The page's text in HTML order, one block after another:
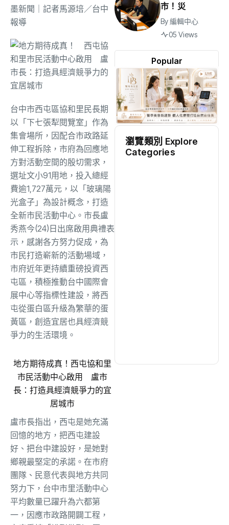
墨新聞 ｜記者馬源培／台中
報導
台中市西屯區協和里民長期
以「下七張犁閱覽室」作為
集會場所，因配合市政路延
伸工程拆除，市府為回應地
方對活動空間的殷切需求，
選址文小91用地，投入總經
費逾1,727萬元，以「玻璃陽
光盒子」為設計概念，打造
全新市民活動中心。市長盧
秀燕今(24)日出席啟用典禮表
示，感謝各方努力促成，為
市民打造嶄新的活動場域，
市府近年更持續重磅投資西
屯區，積極推動台中國際會
展中心等指標性建設，將西
屯從蛋白區升級為繁華的蛋
黃區，創造宜居也具經濟競
爭力的生活環境。
地方期待成真！西屯協和里
市民活動中心啟用 盧市
長：打造具經濟競爭力的宜
居城市
盧市長指出，西屯是她充滿
回憶的地方，把西屯建設
好、把台中建設好，是她對
鄉親最堅定的承諾。在市府
團隊、民意代表與地方共同
努力下，台中市里活動中心
平均數量已躍升為六都第
一，因應市政路開闢工程，
Popular
市！災
By編輯中心
05 Views
瀏覽類別 Explore
Categories